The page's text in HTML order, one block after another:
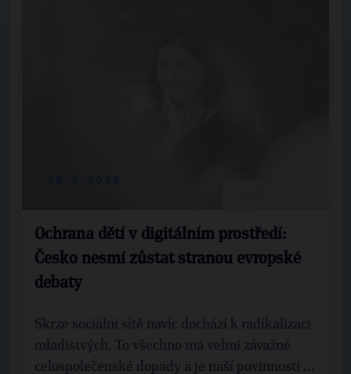
Ochrana dětí v digitálním prostředí:
Česko nesmí zůstat stranou evropské
debaty
Skrze sociální sítě navíc dochází k radikalizaci
mladistvých. To všechno má velmi závažné
celospolečenské dopady a je naší povinností ...